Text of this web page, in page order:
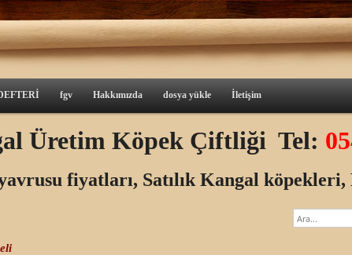
fgv Hakkımızda dosya yükle İletişim
Üretim Köpek Çiftliği Tel:
fiyatları, Satılık Kangal köpekleri,